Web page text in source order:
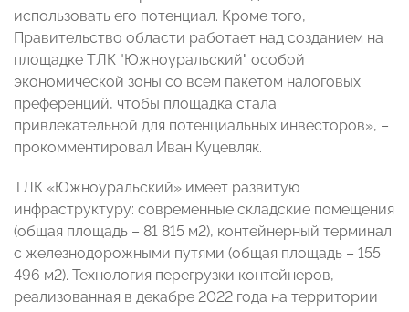
использовать его потенциал. Кроме того,
Правительство области работает над созданием на
площадке ТЛК "Южноуральский" особой
экономической зоны со всем пакетом налоговых
преференций, чтобы площадка стала
привлекательной для потенциальных инвесторов», –
прокомментировал Иван Куцевляк.
ТЛК «Южноуральский» имеет развитую
инфраструктуру: современные складские помещения
(общая площадь – 81 815 м2), контейнерный терминал
c железнодорожными путями (общая площадь – 155
496 м2). Технология перегрузки контейнеров,
реализованная в декабре 2022 года на территории